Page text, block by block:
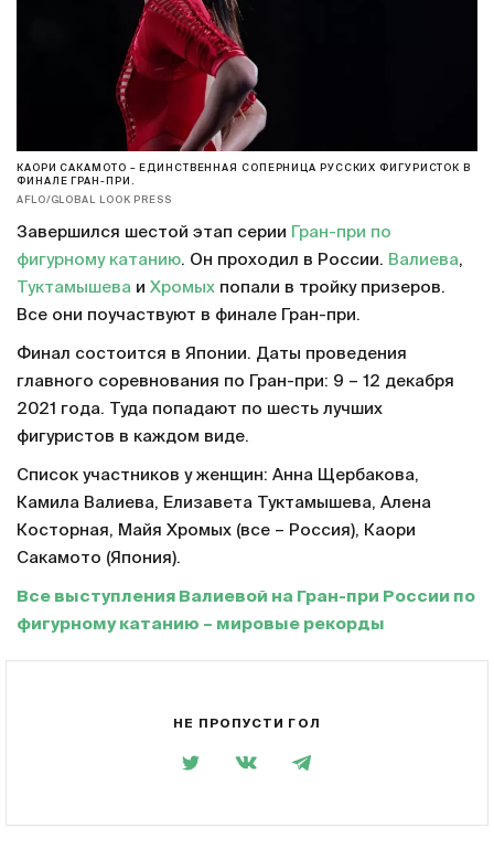
КАОРИ САКАМОТО – ЕДИНСТВЕННАЯ СОПЕРНИЦА РУССКИХ ФИГУРИСТОК В
ФИНАЛЕ ГРАН-ПРИ.
AFLO/GLOBAL LOOK PRESS
Завершился шестой этап серии Гран-при по
фигурному катанию. Он проходил в России. Валиева,
Туктамышева и Хромых попали в тройку призеров.
Все они поучаствуют в финале Гран-при.
Финал состоится в Японии. Даты проведения
главного соревнования по Гран-при: 9 – 12 декабря
2021 года. Туда попадают по шесть лучших
фигуристов в каждом виде.
Список участников у женщин: Анна Щербакова,
Камила Валиева, Елизавета Туктамышева, Алена
Косторная, Майя Хромых (все – Россия), Каори
Сакамото (Япония).
Все выступления Валиевой на Гран-при России по
фигурному катанию – мировые рекорды
НЕ ПРОПУСТИ ГОЛ